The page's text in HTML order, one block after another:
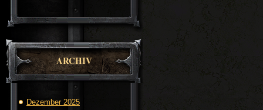
ARCHIV
Dezember 2025